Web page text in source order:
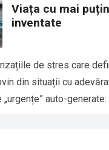
Viața cu mai
inventate
de stres care
din situații cu
„urgențe” auto-